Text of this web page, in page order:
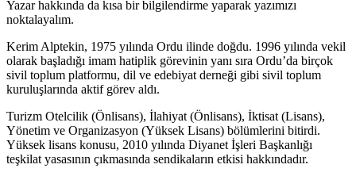
Yazar hakkında da kısa bir bilgilendirme yaparak yazımızı
noktalayalım.
Kerim Alptekin, 1975 yılında Ordu ilinde doğdu. 1996 yılında vekil
olarak başladığı imam hatiplik görevinin yanı sıra Ordu’da birçok
sivil toplum platformu, dil ve edebiyat derneği gibi sivil toplum
kuruluşlarında aktif görev aldı.
Turizm Otelcilik (Önlisans), İlahiyat (Önlisans), İktisat (Lisans),
Yönetim ve Organizasyon (Yüksek Lisans) bölümlerini bitirdi.
Yüksek lisans konusu, 2010 yılında Diyanet İşleri Başkanlığı
teşkilat yasasının çıkmasında sendikaların etkisi hakkındadır.